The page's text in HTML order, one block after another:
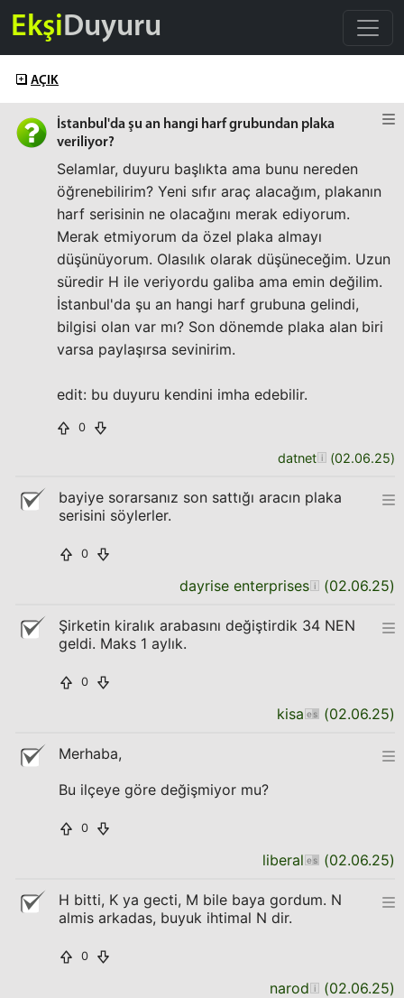
EkşiDuyuru
AÇIK
İstanbul'da şu an hangi harf grubundan plaka
veriliyor?
Selamlar, duyuru başlıkta ama bunu nereden
öğrenebilirim? Yeni sıfır araç alacağım, plakanın
harf serisinin ne olacağını merak ediyorum.
Merak etmiyorum da özel plaka almayı
düşünüyorum. Olasılık olarak düşüneceğim. Uzun
süredir H ile veriyordu galiba ama emin değilim.
İstanbul'da şu an hangi harf grubuna gelindi,
bilgisi olan var mı? Son dönemde plaka alan biri
varsa paylaşırsa sevinirim.
edit: bu duyuru kendini imha edebilir.
0
datnet (02.06.25)
bayiye sorarsanız son sattığı aracın plaka
serisini söylerler.
0
dayrise enterprises (02.06.25)
Şirketin kiralık arabasını değiştirdik 34 NEN
geldi. Maks 1 aylık.
0
kisa (02.06.25)
Merhaba,
Bu ilçeye göre değişmiyor mu?
0
liberal (02.06.25)
H bitti, K ya gecti, M bile baya gordum. N
almis arkadas, buyuk ihtimal N dir.
0
narod (02.06.25)